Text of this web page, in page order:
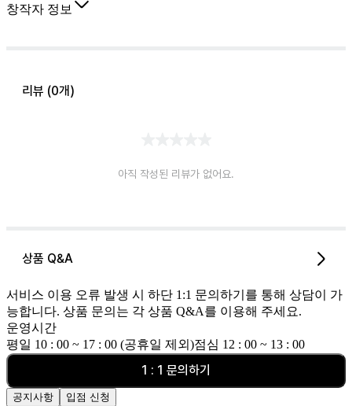
창작자 정보
리뷰 (0개)
아직 작성된 리뷰가 없어요.
상품 Q&A
서비스 이용 오류 발생 시 하단 1:1 문의하기를 통해 상담이 가
능합니다. 상품 문의는 각 상품 Q&A를 이용해 주세요.
운영시간
평일 10 : 00 ~ 17 : 00 (공휴일 제외)점심 12 : 00 ~ 13 : 00
1 : 1 문의하기
공지사항 입점 신청